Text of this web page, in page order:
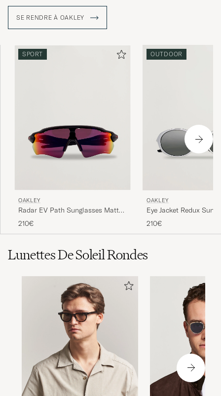
SE RENDRE À OAKLEY
SPORT
OAKLEY
Radar EV Path Sunglasses Matte
Black
210€
OUTDOOR
OAKLEY
Eye Jacket Redux
Silver
210€
Lunettes De Soleil Rondes